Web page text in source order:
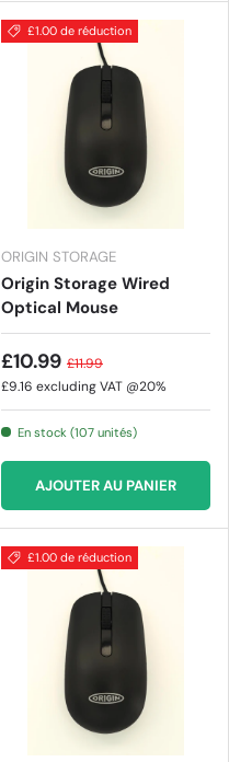
£1.00 de réduction
ORIGIN STORAGE
Origin Storage Wired
Optical Mouse
£10.99 £11.99
£9.16 excluding VAT @20%
En stock (107 unités)
AJOUTER AU PANIER
£1.00 de réduction